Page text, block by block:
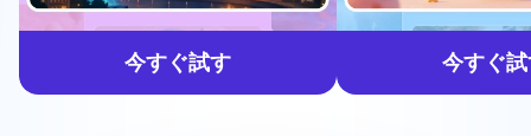
今すぐ試す 今すぐ
生成しよう